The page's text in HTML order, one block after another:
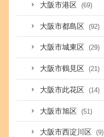
大阪市港区 (69)
大阪市都島区 (92)
大阪市城東区 (29)
大阪市鶴見区 (21)
大阪市此花区 (14)
大阪市旭区 (51)
大阪市西淀川区 (9)